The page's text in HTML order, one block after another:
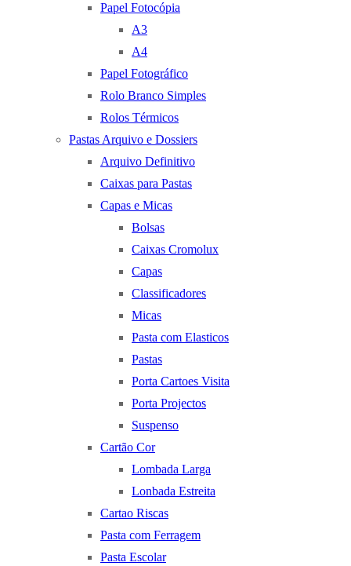
Papel Fotocópia
A3
A4
Papel Fotográfico
Rolo Branco Simples
Rolos Térmicos
Pastas Arquivo e Dossiers
Arquivo Definitivo
Caixas para Pastas
Capas e Micas
Bolsas
Caixas Cromolux
Capas
Classificadores
Micas
Pasta com Elasticos
Pastas
Porta Cartoes Visita
Porta Projectos
Suspenso
Cartão Cor
Lombada Larga
Lonbada Estreita
Cartao Riscas
Pasta com Ferragem
Pasta Escolar